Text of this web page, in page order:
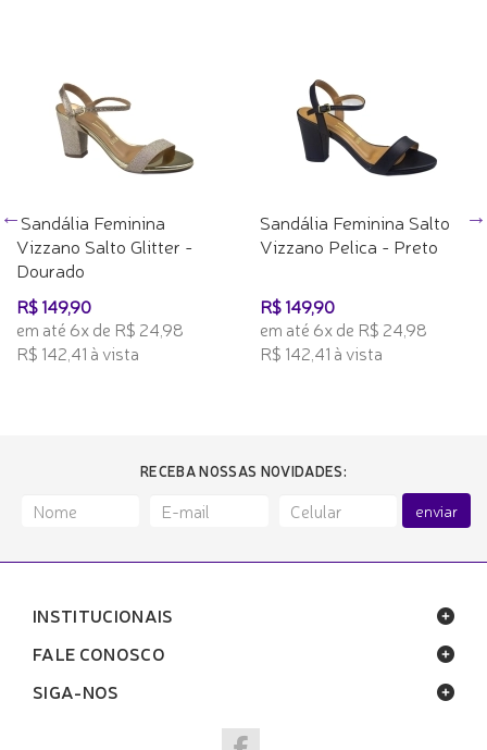
Sandália Feminina
Vizzano Salto Glitter -
Dourado
R$ 149,90
em até 6x de R$ 24,98
R$ 142,41 à vista
Sandália Feminina Salto
Vizzano Pelica - Preto
R$ 149,90
em até 6x de R$ 24,98
R$ 142,41 à vista
RECEBA NOSSAS NOVIDADES:
enviar
INSTITUCIONAIS
FALE CONOSCO
SIGA-NOS